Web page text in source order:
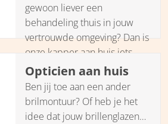
gewoon liever een
behandeling thuis in jouw
vertrouwde omgeving? Dan is
onze kapper aan huis iets
voor jou.
Opticien aan huis
Ben jij toe aan een ander
brilmontuur? Of heb je het
idee dat jouw brillenglazen